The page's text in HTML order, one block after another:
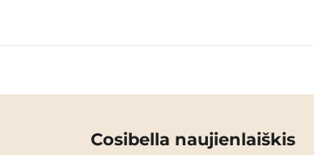
Cosibella naujienlaiškis